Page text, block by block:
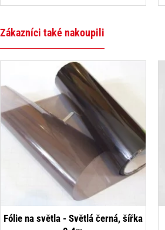
Zákazníci také nakoupili
NEJPRODÁVANĚJŠÍ
Fólie na světla - Světlá černá, šířka